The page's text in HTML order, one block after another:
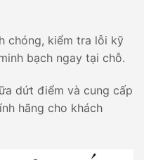
chóng, kiểm tra lỗi kỹ
bạch ngay tại chỗ.
dứt điểm và cung cấp
hãng cho khách